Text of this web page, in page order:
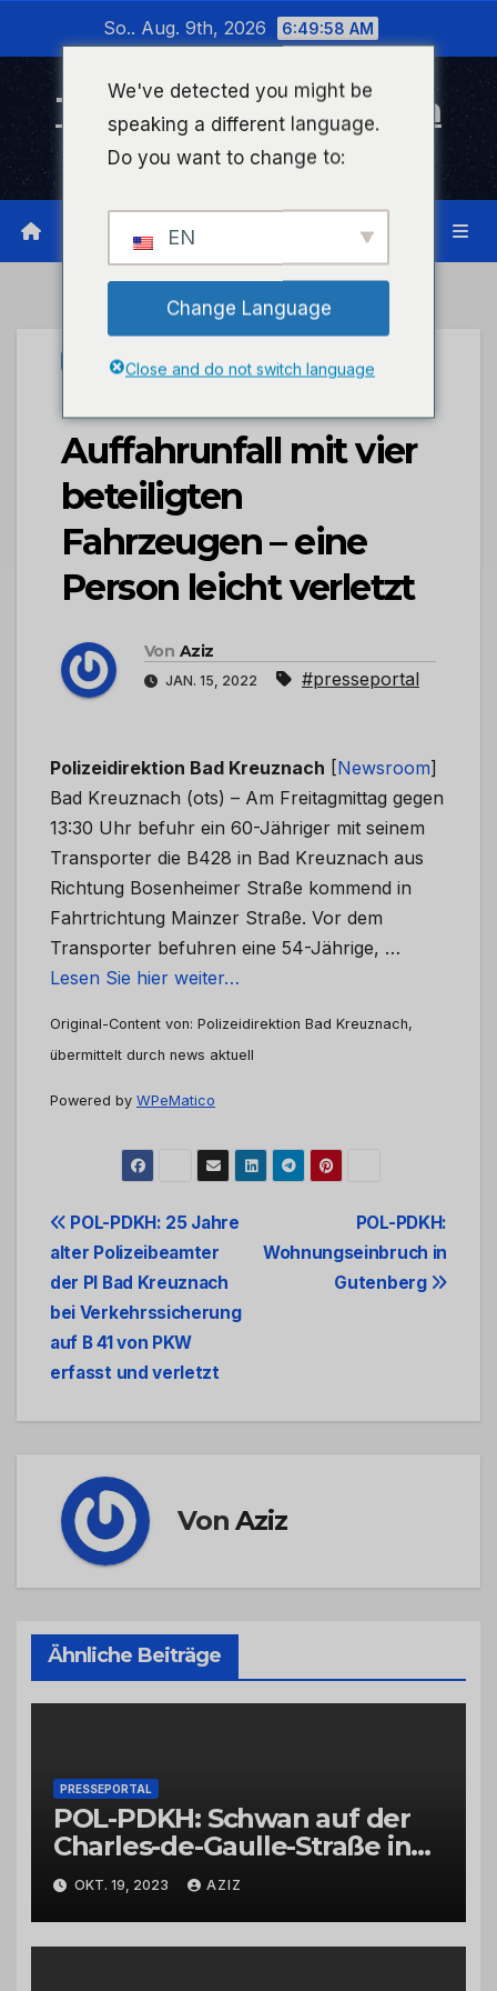
wechseln
So.. Aug. 9th, 2026 6:49:58 AM
Timeline Bad Kreuznach
Infonetzwerk für Bad Kreuznach
PRESSEPORTAL
POL-PDKH:
Auffahrunfall mit vier
beteiligten
Fahrzeugen – eine
Person leicht verletzt
Von Aziz
JAN. 15, 2022 #presseportal
Polizeidirektion Bad Kreuznach [Newsroom]
Bad Kreuznach (ots) – Am Freitagmittag gegen
13:30 Uhr befuhr ein 60-Jähriger mit seinem
Transporter die B428 in Bad Kreuznach aus
Richtung Bosenheimer Straße kommend in
Fahrtrichtung Mainzer Straße. Vor dem
Transporter befuhren eine 54-Jährige, …
Lesen Sie hier weiter…
Original-Content von: Polizeidirektion Bad Kreuznach,
übermittelt durch news aktuell
Powered by WPeMatico
Beitrags-
Navigation
POL-PDKH:
Wohnungseinbruch in
Gutenberg
POL-PDKH: 25 Jahre
alter Polizeibeamter
der PI Bad Kreuznach
bei Verkehrssicherung
auf B 41 von PKW
erfasst und verletzt
VonAziz
Ähnliche Beiträge
PRESSEPORTAL
POL-PDKH: Schwan auf der
Charles-de-Gaulle-Straße in
Bad Kreuznach beeinflusst
Feierabendverkehr
OKT. 19, 2023 AZIZ
We've detected you might be
speaking a different language.
Do you want to change to:
EN
Change Language
Close and do not switch language